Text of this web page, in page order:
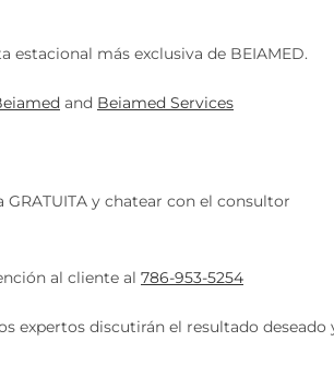
estacional más exclusiva de BEIAMED.
and Beiamed Services
GRATUITA y chatear con el consultor
al cliente al 786-953-5254
expertos discutirán el resultado deseado